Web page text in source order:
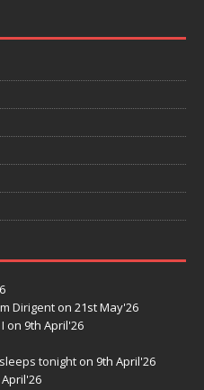
Dirigent on 21st May'26
on 9th April'26
tonight on 9th April'26